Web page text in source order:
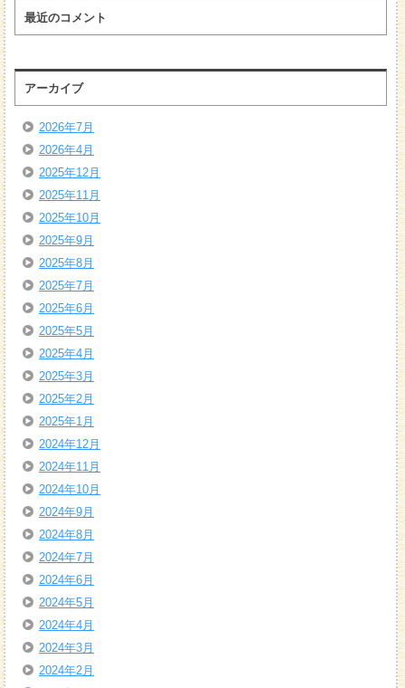
最近のコメント
アーカイブ
2026年7月
2026年4月
2025年12月
2025年11月
2025年10月
2025年9月
2025年8月
2025年7月
2025年6月
2025年5月
2025年4月
2025年3月
2025年2月
2025年1月
2024年12月
2024年11月
2024年10月
2024年9月
2024年8月
2024年7月
2024年6月
2024年5月
2024年4月
2024年3月
2024年2月